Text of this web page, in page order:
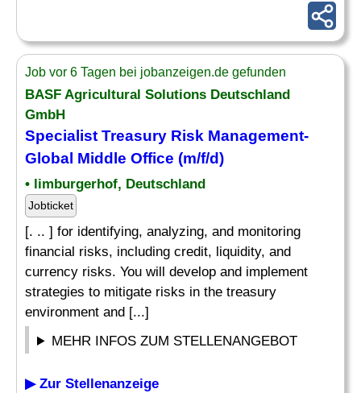
Job vor 6 Tagen bei jobanzeigen.de gefunden
BASF Agricultural Solutions Deutschland
GmbH
Specialist Treasury Risk Management-
Global Middle Office (m/f/d)
• limburgerhof, Deutschland
Jobticket
[. .. ] for identifying, analyzing, and monitoring
financial risks, including credit, liquidity, and
currency risks. You will develop and implement
strategies to mitigate risks in the treasury
environment and [...]
MEHR INFOS ZUM STELLENANGEBOT
▶ Zur Stellenanzeige